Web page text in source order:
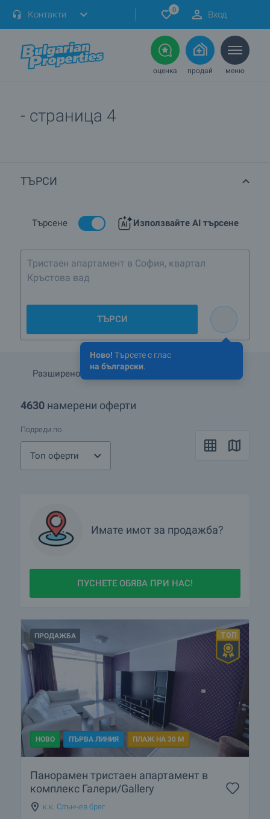
Контакти 0 Вход
оценка продай меню
- страница 4
ТЪРСИ
Търсене Използвайте AI търсене
Ново! Търсете с глас
на български.
Тристаен апартамент в София, квартал
Кръстова вада, до 400 000 евро
ТЪРСИ
Разширено търсене
4630 намерени оферти
Подреди по
Топ оферти
Имате имот за продажба?
ПУСНЕТЕ ОБЯВА ПРИ НАС!
ПРОДАЖБА
НОВО ПЪРВА ЛИНИЯ ПЛАЖ НА 30 М
Панорамен тристаен апартамент в
комплекс Галери/Gallery
к.к. Слънчев бряг